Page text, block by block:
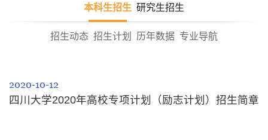
本科生招生 研究生招生
招生动态 招生计划 历年数据 专业导航
2020-10-12
四川大学2020年高校专项计划（励志计划）招生简章